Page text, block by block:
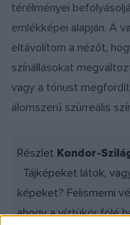
térélményei
emlékképei alapján. A
eltávolítom a nézőt,
színállásokat
vagy a tónust
álomszerű szürreális
Részlet Kondor-
Tájképeket látok,
képeket? Felismerni
ahogy a víztükör fölé